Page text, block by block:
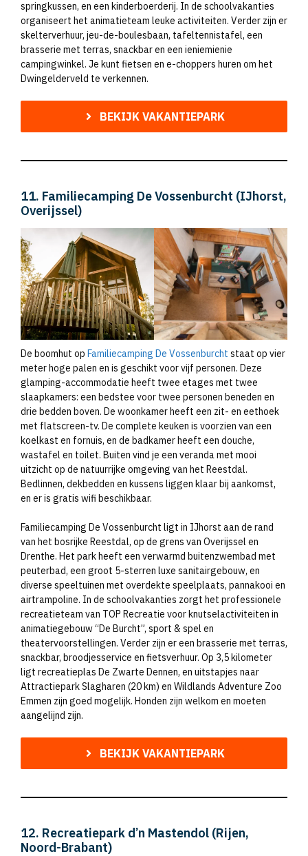
springkussen, en een kinderboerderij. In de schoolvakanties
organiseert het animatieteam leuke activiteiten. Verder zijn er
skelterverhuur, jeu-de-boulesbaan, tafeltennistafel, een
brasserie met terras, snackbar en een ieniemienie
campingwinkel. Je kunt fietsen en e-choppers huren om het
Dwingelderveld te verkennen.
BEKIJK VAKANTIEPARK
11. Familiecamping De Vossenburcht (IJhorst,
Overijssel)
De boomhut op Familiecamping De Vossenburcht staat op vier
meter hoge palen en is geschikt voor vijf personen. Deze
glamping-accommodatie heeft twee etages met twee
slaapkamers: een bedstee voor twee personen beneden en
drie bedden boven. De woonkamer heeft een zit- en eethoek
met flatscreen-tv. De complete keuken is voorzien van een
koelkast en fornuis, en de badkamer heeft een douche,
wastafel en toilet. Buiten vind je een veranda met mooi
uitzicht op de natuurrijke omgeving van het Reestdal.
Bedlinnen, dekbedden en kussens liggen klaar bij aankomst,
en er is gratis wifi beschikbaar.
Familiecamping De Vossenburcht ligt in IJhorst aan de rand
van het bosrijke Reestdal, op de grens van Overijssel en
Drenthe. Het park heeft een verwarmd buitenzwembad met
peuterbad, een groot 5-sterren luxe sanitairgebouw, en
diverse speeltuinen met overdekte speelplaats, pannakooi en
airtrampoline. In de schoolvakanties zorgt het professionele
recreatieteam van TOP Recreatie voor knutselactiviteiten in
animatiegebouw “De Burcht”, sport & spel en
theatervoorstellingen. Verder zijn er een brasserie met terras,
snackbar, broodjesservice en fietsverhuur. Op 3,5 kilometer
ligt recreatieplas De Zwarte Dennen, en uitstapjes naar
Attractiepark Slagharen (20 km) en Wildlands Adventure Zoo
Emmen zijn goed mogelijk. Honden zijn welkom en moeten
aangelijnd zijn.
BEKIJK VAKANTIEPARK
12. Recreatiepark d’n Mastendol (Rijen,
Noord-Brabant)